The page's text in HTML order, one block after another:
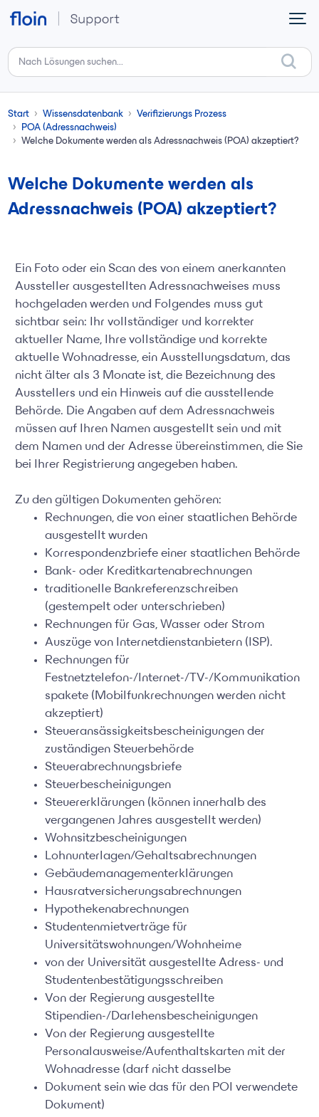
Zum hauptsächlichen Inhalt gehen
Start Wissensdatenbank
Verifizierungs Prozess
POA (Adressnachweis)
Welche Dokumente werden als Adressnachweis (POA) akzeptiert?
Welche Dokumente werden als
Adressnachweis (POA) akzeptiert?
Ein Foto oder ein Scan des von einem anerkannten
Aussteller ausgestellten Adressnachweises muss
hochgeladen werden und Folgendes muss gut
sichtbar sein: Ihr vollständiger und korrekter
aktueller Name, Ihre vollständige und korrekte
aktuelle Wohnadresse, ein Ausstellungsdatum, das
nicht älter als 3 Monate ist, die Bezeichnung des
Ausstellers und ein Hinweis auf die ausstellende
Behörde. Die Angaben auf dem Adressnachweis
müssen auf Ihren Namen ausgestellt sein und mit
dem Namen und der Adresse übereinstimmen, die Sie
bei Ihrer Registrierung angegeben haben.
Zu den gültigen Dokumenten gehören:
Rechnungen, die von einer staatlichen Behörde
ausgestellt wurden
Korrespondenzbriefe einer staatlichen Behörde
Bank- oder Kreditkartenabrechnungen
traditionelle Bankreferenzschreiben
(gestempelt oder unterschrieben)
Rechnungen für Gas, Wasser oder Strom
Auszüge von Internetdienstanbietern (ISP).
Rechnungen für
Festnetztelefon-/Internet-/TV-/Kommunikation
spakete (Mobilfunkrechnungen werden nicht
akzeptiert)
Steueransässigkeitsbescheinigungen der
zuständigen Steuerbehörde
Steuerabrechnungsbriefe
Steuerbescheinigungen
Steuererklärungen (können innerhalb des
vergangenen Jahres ausgestellt werden)
Wohnsitzbescheinigungen
Lohnunterlagen/Gehaltsabrechnungen
Gebäudemanagementerklärungen
Hausratversicherungsabrechnungen
Hypothekenabrechnungen
Studentenmietverträge für
Universitätswohnungen/Wohnheime
von der Universität ausgestellte Adress- und
Studentenbestätigungsschreiben
Von der Regierung ausgestellte
Stipendien-/Darlehensbescheinigungen
Von der Regierung ausgestellte
Personalausweise/Aufenthaltskarten mit der
Wohnadresse (darf nicht dasselbe
Dokument sein wie das für den POI verwendete
Dokument)